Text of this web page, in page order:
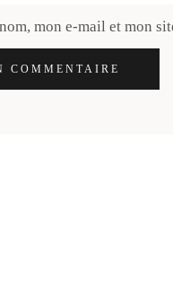
mon e-mail et mon
COMMENTAIRE